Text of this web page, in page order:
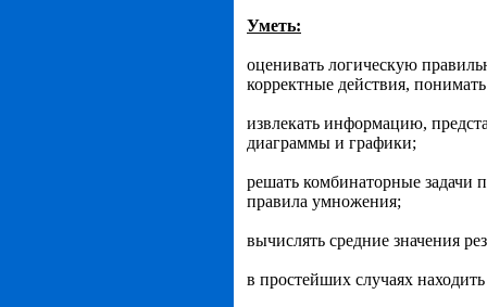
Уметь:
оценивать логическую
корректные действия,
извлекать информацию,
диаграм­мы и графики;
решать комбинаторные задачи
правила умно­жения;
вычислять средние значения
в простейших случаях